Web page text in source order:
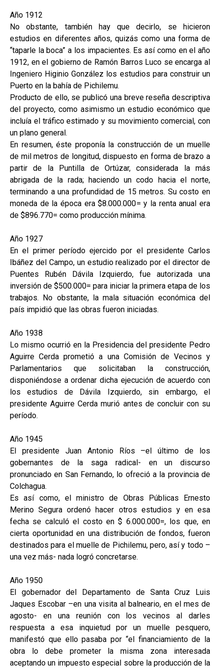
Año 1912
No obstante, también hay que decirlo, se hicieron
estudios en diferentes años, quizás como una forma de
“taparle la boca” a los impacientes. Es así como en el año
1912, en el gobierno de Ramón Barros Luco se encarga al
Ingeniero Higinio González los estudios para construir un
Puerto en la bahía de Pichilemu.
Producto de ello, se publicó una breve reseña descriptiva
del proyecto, como asimismo un estudio económico que
incluía el tráfico estimado y su movimiento comercial, con
un plano general.
En resumen, éste proponía la construcción de un muelle
de mil metros de longitud, dispuesto en forma de brazo a
partir de la Puntilla de Ortúzar, considerada la más
abrigada de la rada; haciendo un codo hacia el norte,
terminando a una profundidad de 15 metros. Su costo en
moneda de la época era $8.000.000= y la renta anual era
de $896.770= como producción mínima.
Año 1927
En el primer período ejercido por el presidente Carlos
Ibáñez del Campo, un estudio realizado por el director de
Puentes Rubén Dávila Izquierdo, fue autorizada una
inversión de $500.000= para iniciar la primera etapa de los
trabajos. No obstante, la mala situación económica del
país impidió que las obras fueron iniciadas.
Año 1938
Lo mismo ocurrió en la Presidencia del presidente Pedro
Aguirre Cerda prometió a una Comisión de Vecinos y
Parlamentarios que solicitaban la construcción,
disponiéndose a ordenar dicha ejecución de acuerdo con
los estudios de Dávila Izquierdo, sin embargo, el
presidente Aguirre Cerda murió antes de concluir con su
período.
Año 1945
El presidente Juan Antonio Ríos –el último de los
gobernantes de la saga radical- en un discurso
pronunciado en San Fernando, lo ofreció a la provincia de
Colchagua.
Es así como, el ministro de Obras Públicas Ernesto
Merino Segura ordenó hacer otros estudios y en esa
fecha se calculó el costo en $ 6.000.000=, los que, en
cierta oportunidad en una distribución de fondos, fueron
destinados para el muelle de Pichilemu, pero, así y todo –
una vez más- nada logró concretarse.
Año 1950
El gobernador del Departamento de Santa Cruz Luis
Jaques Escobar –en una visita al balneario, en el mes de
agosto- en una reunión con los vecinos al darles
respuesta a esa inquietud por un muelle pesquero,
manifestó que ello pasaba por “el financiamiento de la
obra lo debe prometer la misma zona interesada
aceptando un impuesto especial sobre la producción de la